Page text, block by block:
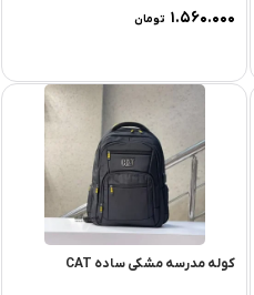
۱.۵۶۰.۰۰۰ تومان
کوله مدرسه مشکی ساده CAT